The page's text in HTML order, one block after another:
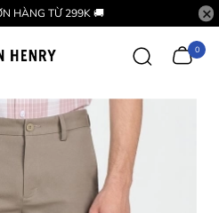
HÀNG TỪ 299K 🚚
0